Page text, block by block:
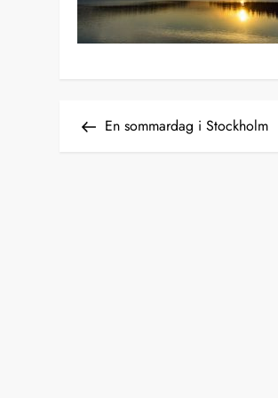
I
PreviousEn sommardag i Stockholm